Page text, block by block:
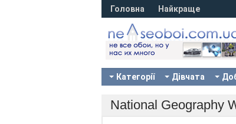
Головна Найкраще
Категорії Дівчата
National Geography